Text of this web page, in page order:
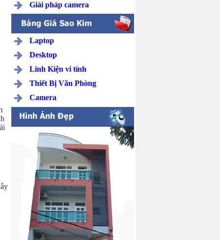
Giải pháp camera
Laptop
Desktop
Linh Kiện vi tính
Thiết Bị Văn Phòng
Camera